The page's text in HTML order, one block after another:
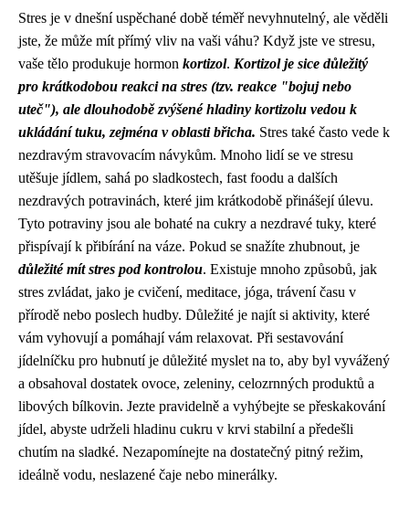
Stres je v dnešní uspěchané době téměř nevyhnutelný, ale věděli
jste, že může mít přímý vliv na vaši váhu? Když jste ve stresu,
vaše tělo produkuje hormon kortizol. Kortizol je sice důležitý
pro krátkodobou reakci na stres (tzv. reakce "bojuj nebo
uteč"), ale dlouhodobě zvýšené hladiny kortizolu vedou k
ukládání tuku, zejména v oblasti břicha. Stres také často vede k
nezdravým stravovacím návykům. Mnoho lidí se ve stresu
utěšuje jídlem, sahá po sladkostech, fast foodu a dalších
nezdravých potravinách, které jim krátkodobě přinášejí úlevu.
Tyto potraviny jsou ale bohaté na cukry a nezdravé tuky, které
přispívají k přibírání na váze. Pokud se snažíte zhubnout, je
důležité mít stres pod kontrolou. Existuje mnoho způsobů, jak
stres zvládat, jako je cvičení, meditace, jóga, trávení času v
přírodě nebo poslech hudby. Důležité je najít si aktivity, které
vám vyhovují a pomáhají vám relaxovat. Při sestavování
jídelníčku pro hubnutí je důležité myslet na to, aby byl vyvážený
a obsahoval dostatek ovoce, zeleniny, celozrnných produktů a
libových bílkovin. Jezte pravidelně a vyhýbejte se přeskakování
jídel, abyste udrželi hladinu cukru v krvi stabilní a předešli
chutím na sladké. Nezapomínejte na dostatečný pitný režim,
ideálně vodu, neslazené čaje nebo minerálky.